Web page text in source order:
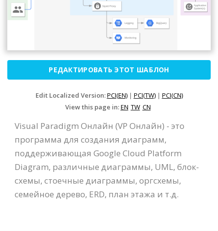
РЕДАКТИРОВАТЬ ЭТОТ ШАБЛОН
Edit Localized Version:PCI(EN)| PCI(TW)| PCI(CN)
View this page in:EN TW CN
Visual Paradigm Онлайн (VP Онлайн) - это
программа для создания диаграмм,
поддерживающая Google Cloud Platform
Diagram, различные диаграммы, UML, блок-
схемы, стоечные диаграммы, оргсхемы,
семейное дерево, ERD, план этажа и т.д.